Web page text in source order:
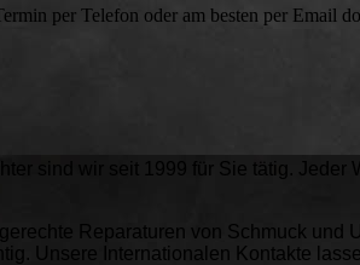
per Telefon oder am besten per
sind wir seit 1999 für Sie tätig.
Reparaturen von Schmuck
Unsere Internationalen Kontakte